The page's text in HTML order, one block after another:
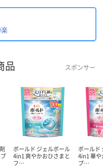
品 スポンサー
ボールド ジェルボール
4in1 爽やかおひさまと
フ…
ボールド
4in1 華
プ…